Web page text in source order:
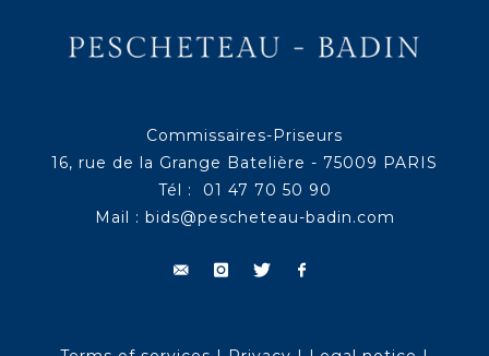
Commissaires-Priseurs
16, rue de la Grange Batelière - 75009 PARIS
Tél : 01 47 70 50 90
Mail : bids@pescheteau-badin.com